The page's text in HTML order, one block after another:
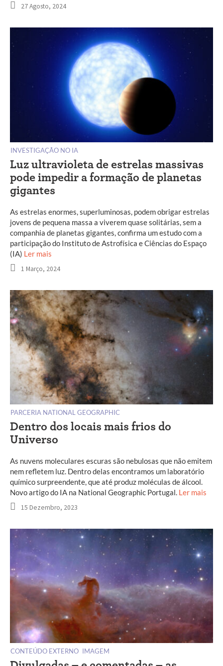
27 Agosto, 2024
INVESTIGAÇÃO NO IA
Luz ultravioleta de estrelas massivas
pode impedir a formação de planetas
gigantes
As estrelas enormes, superluminosas, podem obrigar estrelas
jovens de pequena massa a viverem quase solitárias, sem a
companhia de planetas gigantes, confirma um estudo com a
participação do Instituto de Astrofísica e Ciências do Espaço
(IA) Ler mais
1 Março, 2024
PARCERIA NATIONAL GEOGRAPHIC
Dentro dos locais mais frios do
Universo
As nuvens moleculares escuras são nebulosas que não emitem
nem refletem luz. Dentro delas encontramos um laboratório
químico surpreendente, que até produz moléculas de álcool.
Novo artigo do IA na National Geographic Portugal. Ler mais
15 Dezembro, 2023
CONTEÚDO EXTERNO IMAGEM